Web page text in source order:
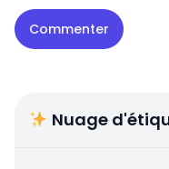
Nuage